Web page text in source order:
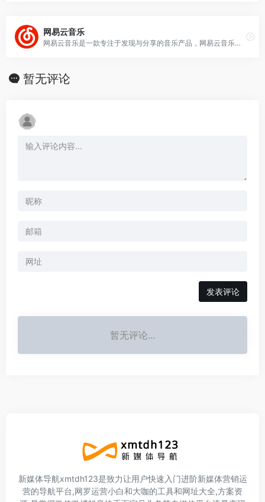
网易云音乐
网易云音乐是一款专注于发现与分享的音乐产品，网易云音乐网页版官网依托专业音乐人、DJ、好友推荐及社交功能，为用户打造全新的音乐生活。网易云音乐歌单提供超过1000万
暂无评论
暂无评论...
新媒体导航xmtdh123是致力让用户快速入门进阶新媒体营销运
营的导航平台,网罗运营小白和大咖的工具和网址大全,方案资